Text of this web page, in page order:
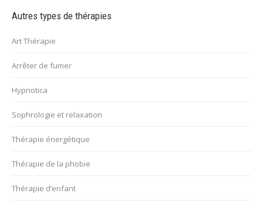
Autres types de thérapies
Art Thérapie
Arrêter de fumer
Hypnotica
Sophrologie et relaxation
Thérapie énergétique
Thérapie de la phobie
Thérapie d’enfant